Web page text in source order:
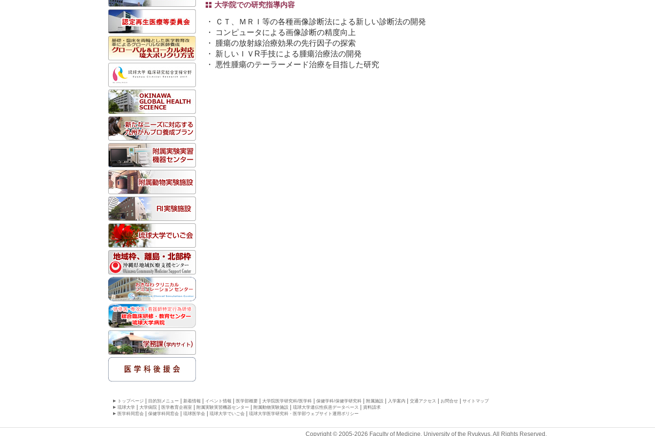
大学院での研究指導内容
・ ＣＴ、ＭＲＩ等の各種画像診断法による新しい診断法の開発
・ コンピュータによる画像診断の精度向上
・ 腫瘍の放射線治療効果の先行因子の探索
・ 新しいＩＶR手技による腫瘍治療法の開発
・ 悪性腫瘍のテーラーメード治療を目指した研究
トップページ 目的別メニュー 新着情報 イベント情報 医学部概要 大学院医学研究科/医学科 保健学科/保健学研究科 附属施設 入学案内 交通アクセス お問合せ
サイトマップ
琉球大学
大学病院 医学教育企画室 附属実験実習機器センター 附属動物実験施設 琉球大学遺伝性疾患データベース
資料請求
医学科同窓会
保健学科同窓会 琉球医学会 琉球大学でいご会 琉球大学医学研究科・医学部ウェブサイト運用ポリシー
Copyright © 2005-2026 Faculty of Medicine, University of the Ryukyus. All Rights Reserved.